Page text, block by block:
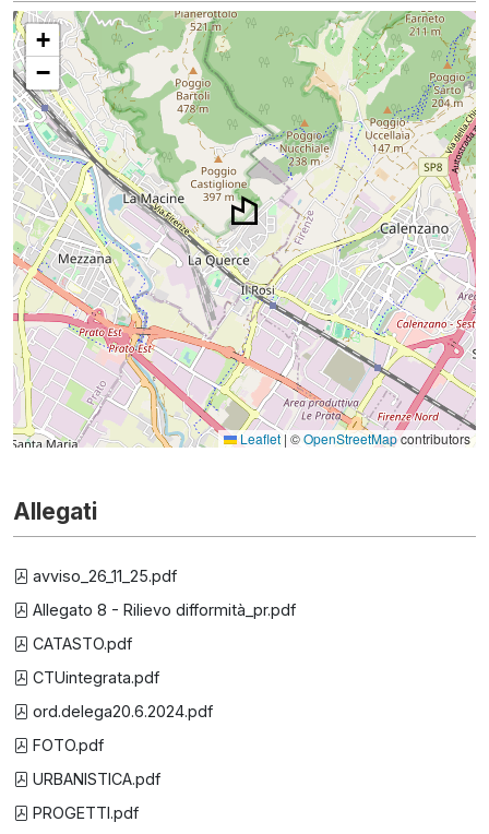
+
−
Leaflet | ©OpenStreetMapcontributors
Allegati
avviso_26_11_25.pdf
Allegato 8 - Rilievo difformità_pr.pdf
CATASTO.pdf
CTUintegrata.pdf
ord.delega20.6.2024.pdf
FOTO.pdf
URBANISTICA.pdf
PROGETTI.pdf